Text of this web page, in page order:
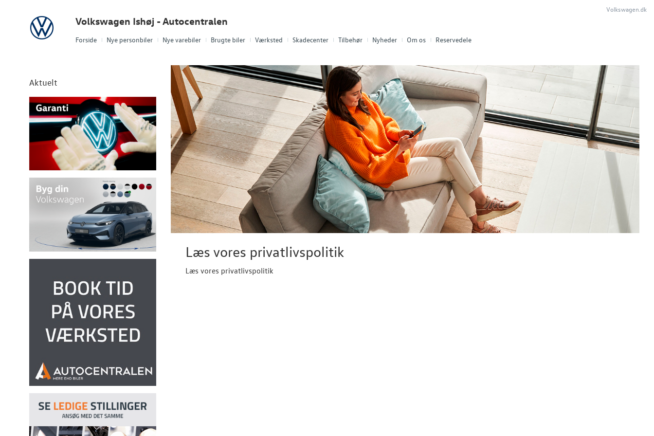
Forside Nye personbiler Nye varebiler Brugte biler Værksted Skadecenter Tilbehør Nyheder Om os Reservedele
Volkswagen Volkswagen Ishøj - Autocentralen
Volkswagen.dk
Aktuelt
Læs vores privatlivspolitik
Læs vores privatlivspolitik